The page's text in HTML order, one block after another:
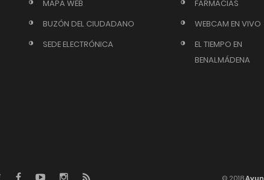
MAPA WEB
BUZÓN DEL CIUDADANO
SEDE ELECTRÓNICA
FARMACIAS
WEBCAM EN VIVO
EL TIEMPO EN
BENALMÁDENA